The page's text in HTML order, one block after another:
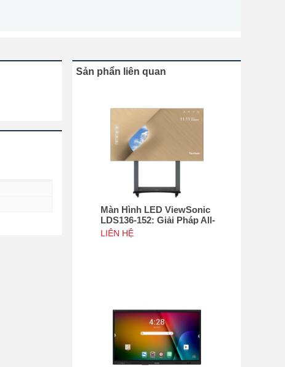
Sản phẩn liên quan
Màn Hình LED ViewSonic
LDS136-152: Giải Pháp All-
in-One Di Động Hàng Đầu
LIÊN HỆ